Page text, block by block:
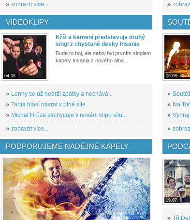
» zobrazit více... »
VIDEOKLIPY
04.08.
Kříž a kamení představuje druhý
singl z chystané desky Insanie
Bude to boj, ale neboj byl prvním singlem
kapely Insania z nového alba...
» Lenny se už nedrží zpátky a nechává...
» Tanja hlásí návrat v plné síle
» Michal Hrůza zachycuje v novém klipu sílu...
» zobrazit více...
06.08.
»
» Na
»
»
PODPORUJEME NADĚJNÉ KAPELY
19.07.
» Tři